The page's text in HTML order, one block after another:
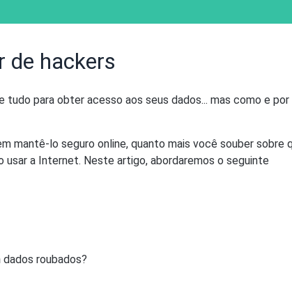
de hackers
tudo para obter acesso aos seus dados... mas como e por
mantê-lo seguro online, quanto mais você souber sobre
usar a Internet. Neste artigo, abordaremos o seguinte
roubados?